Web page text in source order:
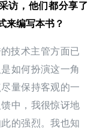
访，他们都分享了
来编写本书？
技术主管方面已
如何扮演这一角
量保持客观的一
中，我很惊讶地
的强烈。我也知